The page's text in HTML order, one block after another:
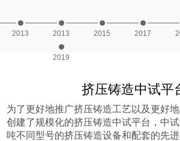
2013 2013 2015 2017
2019
挤压铸造中试平
为了更好地推广挤压铸造工艺以及更好
创建了规模化的挤压铸造中试平台，中
吨不同型号的挤压铸造设备和配套的先